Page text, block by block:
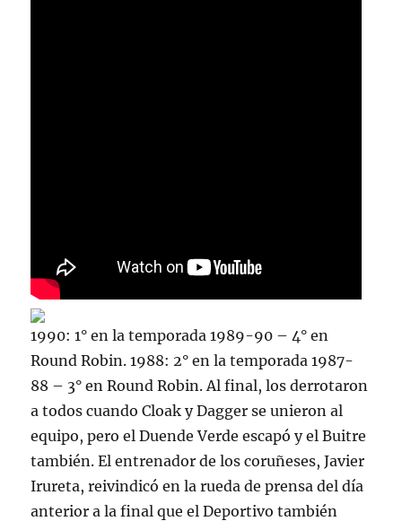
1990: 1° en la temporada 1989-90 – 4° en
Round Robin. 1988: 2° en la temporada 1987-
88 – 3° en Round Robin. Al final, los derrotaron
a todos cuando Cloak y Dagger se unieron al
equipo, pero el Duende Verde escapó y el Buitre
también. El entrenador de los coruñeses, Javier
Irureta, reivindicó en la rueda de prensa del día
anterior a la final que el Deportivo también